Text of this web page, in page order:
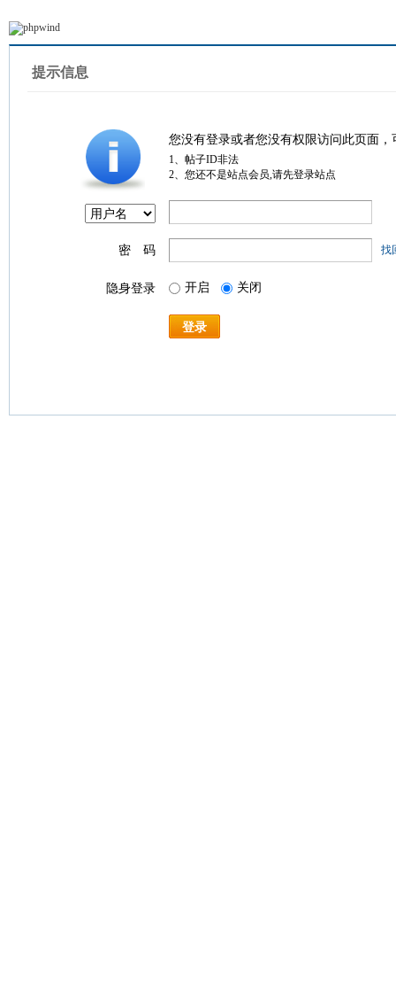
提示信息
您没有登录或者您没有权限访问此页面
1、帖子ID非法
2、您还不是站点会员,请先登录站点
密 码 找
隐身登录 开启 关闭
登录